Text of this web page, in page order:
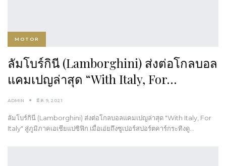
MOTOR
ลัมโบร์กินี (Lamborghini) ส่งต่อโกลบอล
แคมเปญล่าสุด “With Italy, For…
ADMIN มี.ค. 9, 2021
ลัมโบร์กินี (Lamborghini) ส่งต่อโกลบอลแคมเปญล่าสุด "With Italy, For
Italy" สู่ภูมิภาคเอเชียแปซิฟิก เมื่อเอ่ยถึงซูเปอร์สปอร์ตคาร์กระทิงดู…